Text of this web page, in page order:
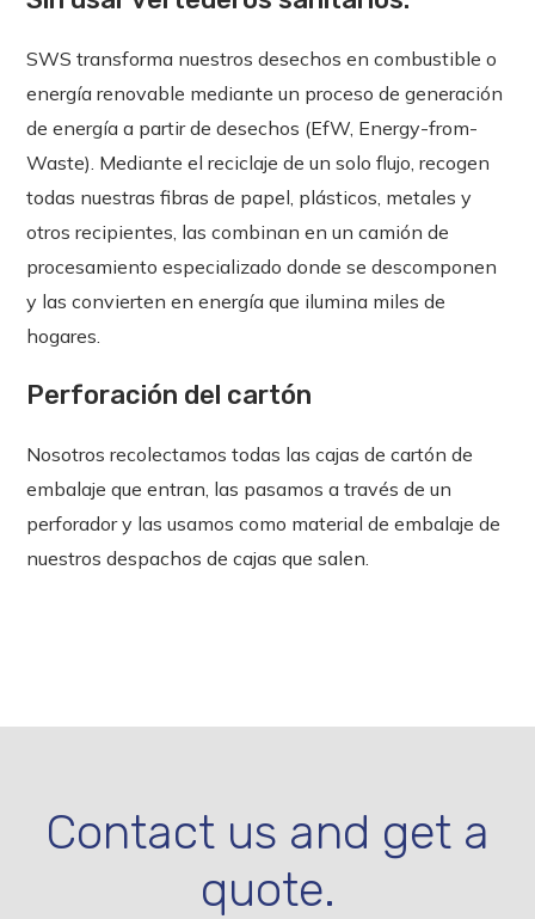
SWS transforma nuestros desechos en combustible o
energía renovable mediante un proceso de generación
de energía a partir de desechos (EfW, Energy-from-
Waste). Mediante el reciclaje de un solo flujo, recogen
todas nuestras fibras de papel, plásticos, metales y
otros recipientes, las combinan en un camión de
procesamiento especializado donde se descomponen
y las convierten en energía que ilumina miles de
hogares.
Perforación del cartón
Nosotros recolectamos todas las cajas de cartón de
embalaje que entran, las pasamos a través de un
perforador y las usamos como material de embalaje de
nuestros despachos de cajas que salen.
Contact us and get a
quote.